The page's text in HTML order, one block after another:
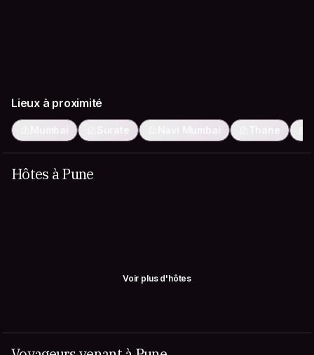
Lieux à proximité
Mumbai Surate Navi Mumbai Thane
Hôtes à Pune
Voir plus d'hôtes